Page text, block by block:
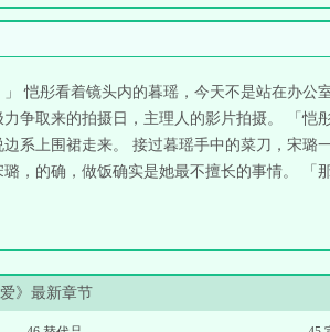
恺彤看着镜头内的暮瑶，今天不是站在办公
争取来的拍摄日，主理人的影片拍摄。 「恺
系上围裙走来。 接过暮瑶手中的菜刀，宋璐
，的确，做饭确实是她最不擅长的事情。
爱》最新章节